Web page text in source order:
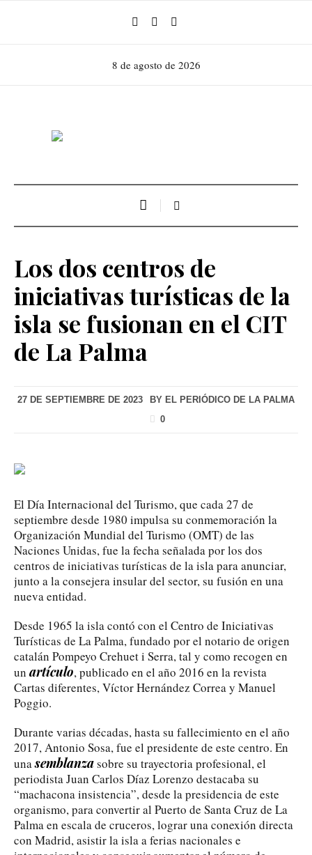
8 de agosto de 2026
Los dos centros de
iniciativas turísticas de la
isla se fusionan en el CIT
de La Palma
27 DE SEPTIEMBRE DE 2023 BY EL PERIÓDICO DE LA PALMA
0
El Día Internacional del Turismo, que cada 27 de
septiembre desde 1980 impulsa su conmemoración la
Organización Mundial del Turismo (OMT) de las
Naciones Unidas, fue la fecha señalada por los dos
centros de iniciativas turísticas de la isla para anunciar,
junto a la consejera insular del sector, su fusión en una
nueva entidad.
Desde 1965 la isla contó con el Centro de Iniciativas
Turísticas de La Palma, fundado por el notario de origen
catalán Pompeyo Crehuet i Serra, tal y como recogen en
un artículo, publicado en el año 2016 en la revista
Cartas diferentes, Víctor Hernández Correa y Manuel
Poggio.
Durante varias décadas, hasta su fallecimiento en el año
2017, Antonio Sosa, fue el presidente de este centro. En
unasemblanzasobre su trayectoria profesional, el
periodista Juan Carlos Díaz Lorenzo destacaba su
“machacona insistencia”, desde la presidencia de este
organismo, para convertir al Puerto de Santa Cruz de La
Palma en escala de cruceros, lograr una conexión directa
con Madrid, asistir la isla a ferias nacionales e